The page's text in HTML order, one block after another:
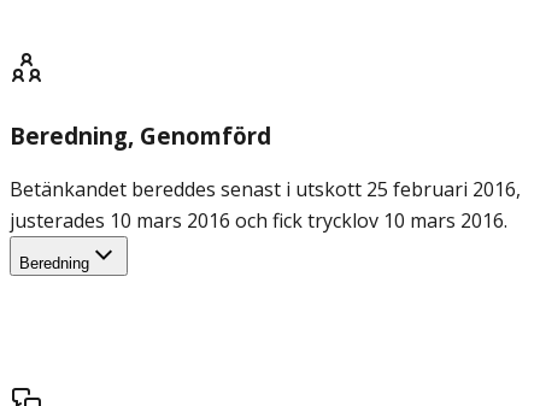
Beredning, Genomförd
Betänkandet bereddes senast i utskott 25 februari 2016,
justerades 10 mars 2016 och fick trycklov 10 mars 2016.
Beredning